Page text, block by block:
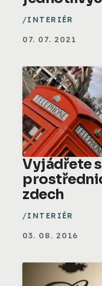
INTERIÉR
07. 07. 2021
Vyjádřete
zdech
INTERIÉR
03. 08. 2016